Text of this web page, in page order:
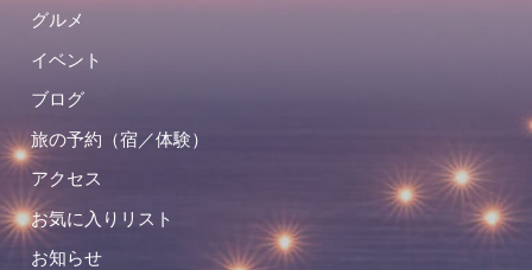
グルメ
イベント
ブログ
旅の予約（宿／体験）
アクセス
お気に入りリスト
お知らせ